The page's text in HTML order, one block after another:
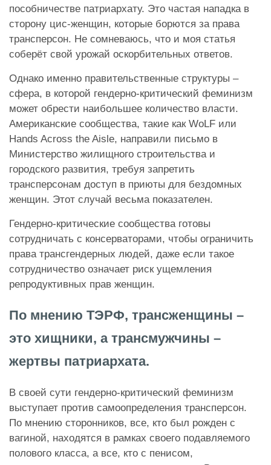
пособничестве патриархату. Это частая нападка в
сторону цис-женщин, которые борются за права
трансперсон. Не сомневаюсь, что и моя статья
соберёт свой урожай оскорбительных ответов.
Однако именно правительственные структуры –
сфера, в которой гендерно-критический феминизм
может обрести наибольшее количество власти.
Американские сообщества, такие как WoLF или
Hands Across the Aisle, направили письмо в
Министерство жилищного строительства и
городского развития, требуя запретить
трансперсонам доступ в приюты для бездомных
женщин. Этот случай весьма показателен.
Гендерно-критические сообщества готовы
сотрудничать с консерваторами, чтобы ограничить
права трансгендерных людей, даже если такое
сотрудничество означает риск ущемления
репродуктивных прав женщин.
По мнению ТЭРФ, трансженщины –
это хищники, а трансмужчины –
жертвы патриархата.
В своей сути гендерно-критический феминизм
выступает против самоопределения трансперсон.
По мнению сторонников, все, кто был рожден с
вагиной, находятся в рамках своего подавляемого
полового класса, а все, кто с пенисом,